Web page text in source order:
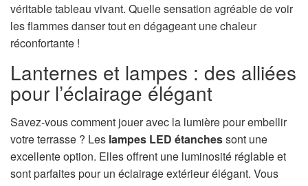
véritable tableau vivant. Quelle sensation agréable de voir
les flammes danser tout en dégageant une chaleur
réconfortante !
Lanternes et lampes : des alliées
pour l’éclairage élégant
Savez-vous comment jouer avec la lumière pour embellir
votre terrasse ? Les lampes LED étanchessont une
excellente option. Elles offrent une luminosité réglable et
sont parfaites pour un éclairage extérieur élégant. Vous